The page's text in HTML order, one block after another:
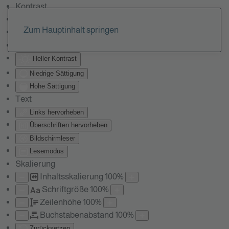
Kontrast
Monochrom
Heller Kontrast
Niedrige Sättigung
Hohe Sättigung
Text
Links hervorheben
Überschriften hervorheben
Bildschirmleser
Lesemodus
Skalierung
Inhaltsskalierung 100%
Aa Schriftgröße 100%
Zeilenhöhe 100%
Buchstabenabstand 100%
Zum Hauptinhalt springen